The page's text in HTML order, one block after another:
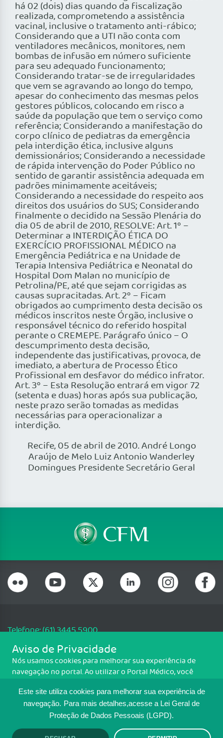
Este site utiliza cookies para melhorar sua experiência de
navegação. Para mais detalhes,acesse a Lei Geral de
Proteção de Dados Pessoais (LGPD).
há 02 (dois) dias quando da fiscalização
realizada, comprometendo a assistência
vacinal, inclusive o tratamento anti-rábico;
Considerando que a UTI não conta com
ventiladores mecânicos, monitores, nem
bombas de infusão em número suficiente
para seu adequado funcionamento;
Considerando tratar-se de irregularidades
que vem se agravando ao longo do tempo,
apesar do conhecimento das mesmas pelos
gestores públicos, colocando em risco a
saúde da população que tem o serviço como
referência; Considerando a manifestação do
corpo clínico de pediatras da emergência
pela interdição ética, inclusive alguns
demissionários; Considerando a necessidade
de rápida intervenção do Poder Público no
sentido de garantir assistência adequada em
padrões minimamente aceitáveis;
Considerando a necessidade do respeito aos
direitos dos usuários do SUS; Considerando
finalmente o decidido na Sessão Plenária do
dia 05 de abril de 2010, RESOLVE: Art. 1º –
Determinar a INTERDIÇÃO ÉTICA DO
EXERCÍCIO PROFISSIONAL MÉDICO na
Emergência Pediátrica e na Unidade de
Terapia Intensiva Pediátrica e Neonatal do
Hospital Dom Malan no município de
Petrolina/PE, até que sejam corrigidas as
causas supracitadas. Art. 2º – Ficam
obrigados ao cumprimento desta decisão os
médicos inscritos neste Órgão, inclusive o
responsável técnico do referido hospital
perante o CREMEPE. Parágrafo único – O
descumprimento desta decisão,
independente das justificativas, provoca, de
imediato, a abertura de Processo Ético
Profissional em desfavor do médico infrator.
Art. 3º – Esta Resolução entrará em vigor 72
(setenta e duas) horas após sua publicação,
neste prazo serão tomadas as medidas
necessárias para operacionalizar a
interdição.
Recife, 05 de abril de 2010. André Longo
Araújo de Melo Luiz Antonio Wanderley
Domingues Presidente Secretário Geral
Telefone: (61) 3445 5900
Email: cfm@portalmedico.org.br
SGAS 616, Conjunto D, Lote 115, L2 Sul, Brasília/DF - CEP: 70200-760 -
CNPJ: 33.583.550/0001-30
MAPA DO SITE
TRANSPARÊNCIA E PRESTAÇÃO DE
Aviso de Privacidade
Nós usamos cookies para melhorar sua experiência de
navegação no portal. Ao utilizar o Portal Médico, você
Para ter mais informações sobre como isso é feito, acesse
Política de cookies. Se você concorda, clique em ACEITO.